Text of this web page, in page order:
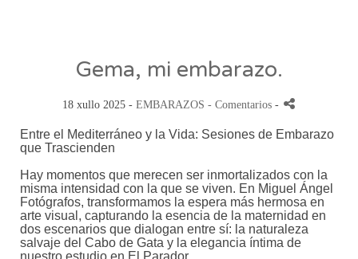
Gema, mi embarazo.
18 xullo 2025 - EMBARAZOS - Comentarios -
Entre el Mediterráneo y la Vida: Sesiones de Embarazo
que Trascienden
Hay momentos que merecen ser inmortalizados con la
misma intensidad con la que se viven. En Miguel Ángel
Fotógrafos, transformamos la espera más hermosa en
arte visual, capturando la esencia de la maternidad en
dos escenarios que dialogan entre sí: la naturaleza
salvaje del Cabo de Gata y la elegancia íntima de
nuestro estudio en El Parador.